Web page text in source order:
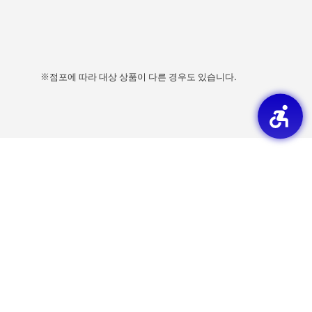
※점포에 따라 대상 상품이 다른 경우도 있습니다.